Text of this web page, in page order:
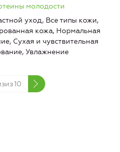
молодости
уход, Все типы кожи,
кожа, Нормальная
Сухая и чувствительная
Увлажнение
10